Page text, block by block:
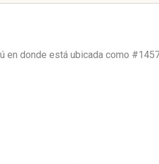
en donde está ubicada como